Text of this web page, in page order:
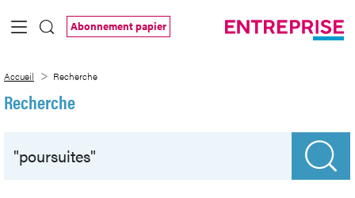
Saut au contenu principal
Abonnement papier
Accueil Recherche
Recherche